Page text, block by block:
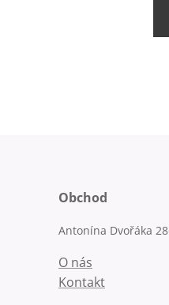
Obchod
Antonína Dvořáka
O nás
Kontakt